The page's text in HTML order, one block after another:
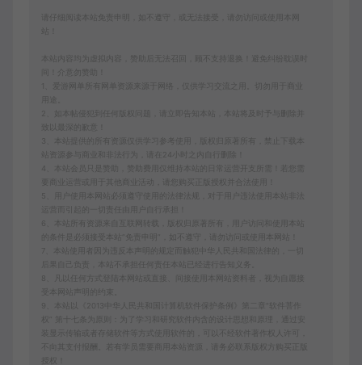
请仔细阅读本站免责申明，如不遵守，或无法接受，请勿访问或使用本网
本站内容均为虚拟内容，赞助后无法召回，顾不支持退换！避免纠纷耽误时
间！介意勿赞助！
1、爱游网单所有网单资源来源于网络，仅供学习交流之用。切勿用于商业
2、如本帖侵犯到任何版权问题，请立即告知本站，本站将及时予与删除并
致以最深的歉意！
3、本站提供的所有资源仅供学习参考使用，版权归原著所有，禁止下载本
站资源参与商业和非法行为，请在24小时之内自行删除！
4、本站会员只是赞助，赞助费用仅维持本站的日常运营开支所需！若您需
要商业运营或用于其他商业活动，请您购买正版授权并合法使用！
5、用户使用本网站必须遵守使用的法律法规，对于用户违法使用本站非法
6、本站所有资源来自互联网转载，版权归原著所有，用户访问和使用本站
的条件是必须接受本站“免责申明”，如不遵守，请勿访问或使用本网站！
7、本站使用者因为违反本声明的规定而触犯中华人民共和国法律的，一切
后果自己负责，本站不承担任何责任本站已经进行告知义务。
8、凡以任何方式登陆本网站或直接、间接使用本网站资料者，视为自愿接
受本网站声明的约束。
9、本站以《2013中华人民共和国计算机软件保护条例》第二章"软件菩作
权” 第十七条为原则：为了学习和研究软件内含的设计思想和原理，通过安
装显示传输或者存储软件等方式使用软件的，可以不经软件著作权人许可，
不向其支付报酬。若有学员需要商用本站资源，请务必联系版权方购买正版